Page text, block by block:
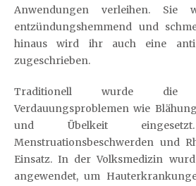
Anwendungen verleihen. Sie
entzündungshemmend und
hinaus wird ihr auch eine
zugeschrieben.
Traditionell wurde die
Verdauungsproblemen wie
und Übelkeit
Menstruationsbeschwerden und
Einsatz. In der Volksmedizin
angewendet, um